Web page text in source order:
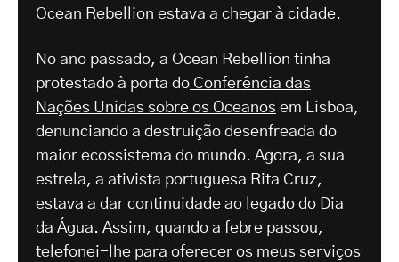
Ocean Rebellion estava a chegar à cidade.
No ano passado, a Ocean Rebellion tinha
protestado à porta do Conferência das
Nações Unidas sobre os Oceanos em Lisboa,
denunciando a destruição desenfreada do
maior ecossistema do mundo. Agora, a sua
estrela, a ativista portuguesa Rita Cruz,
estava a dar continuidade ao legado do Dia
da Água. Assim, quando a febre passou,
telefonei-lhe para oferecer os meus serviços